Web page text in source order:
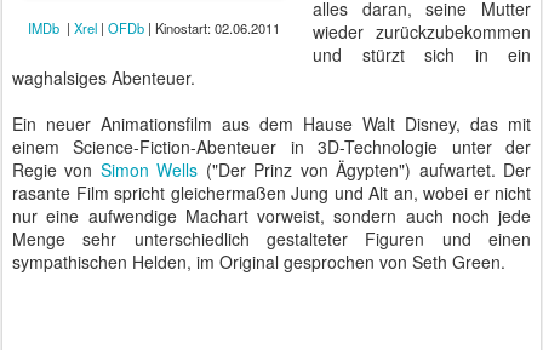
IMDb | Xrel | OFDb | Kinostart: 02.06.2011
alles daran, seine Mutter
wieder zurückzubekommen
und stürzt sich in ein
waghalsiges Abenteuer.
Ein neuer Animationsfilm aus dem Hause Walt Disney, das mit
einem Science-Fiction-Abenteuer in 3D-Technologie unter der
Regie von Simon Wells ("Der Prinz von Ägypten") aufwartet. Der
rasante Film spricht gleichermaßen Jung und Alt an, wobei er nicht
nur eine aufwendige Machart vorweist, sondern auch noch jede
Menge sehr unterschiedlich gestalteter Figuren und einen
sympathischen Helden, im Original gesprochen von Seth Green.